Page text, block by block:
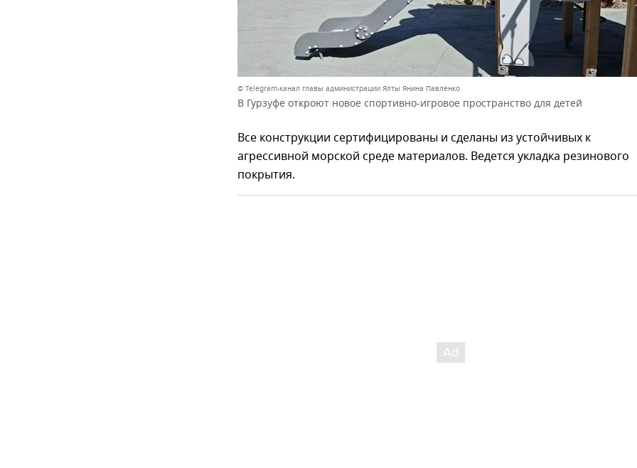
© Telegram-канал главы администрации Ялты Янина Павленко
В Гурзуфе откроют новое спортивно-игровое пространство для детей
Все конструкции сертифицированы и сделаны из устойчивых к
агрессивной морской среде материалов. Ведется укладка резинового
покрытия.